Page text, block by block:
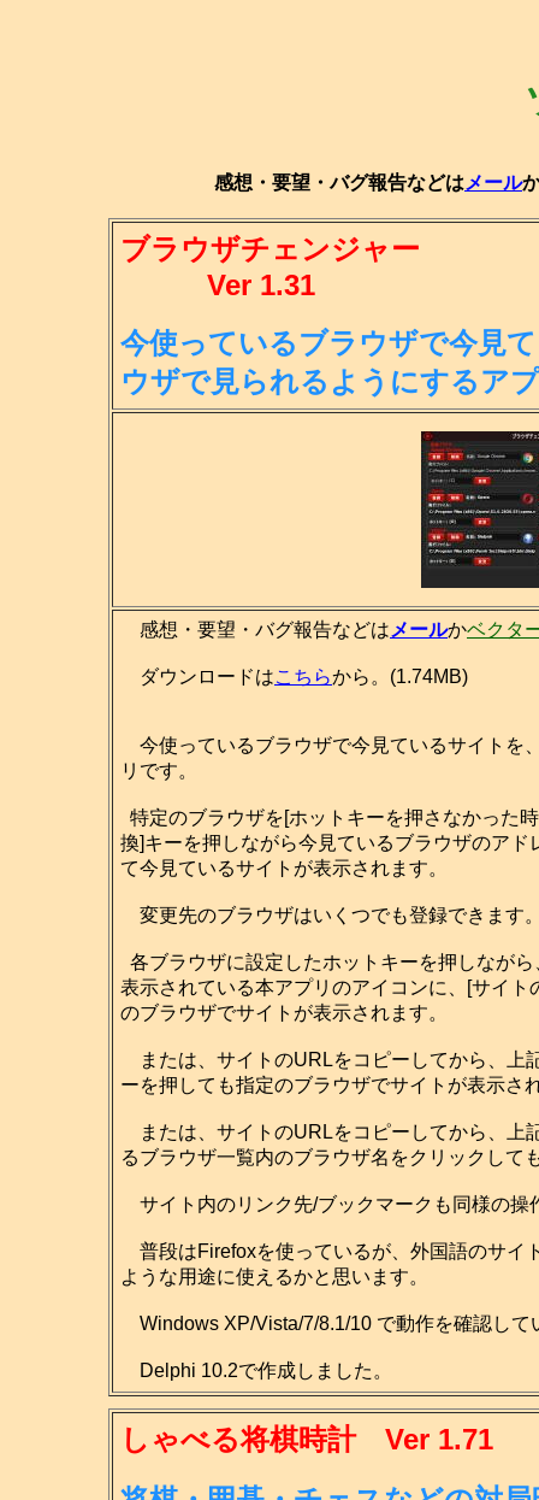
感想・要望・バグ報告などは メール
ブラウザチェンジャー
Ver 1.31
今使っているブラウザで今見
ウザで見られるようにするア
感想・要望・バグ報告などは メールかベクタ
ダウンロードはこちらから。(1.74MB)
今使っているブラウザで今見ているサイトを
リです。
特定のブラウザを[ホットキーを押さなかった
換]キーを押しながら今見ているブラウザのア
て今見ているサイトが表示されます。
変更先のブラウザはいくつでも登録できます
各ブラウザに設定したホットキーを押しなが
表示されている本アプリのアイコンに、[サイ
のブラウザでサイトが表示されます。
または、サイトのURLをコピーしてから、上
ーを押しても指定のブラウザでサイトが表示さ
または、サイトのURLをコピーしてから、上
るブラウザ一覧内のブラウザ名をクリックして
サイト内のリンク先/ブックマークも同様の操
普段はFirefoxを使っているが、外国語のサイ
ような用途に使えるかと思います。
Windows XP/Vista/7/8.1/10 で動作を確認して
Delphi 10.2で作成しました。
しゃべる将棋時計 Ver 1.71